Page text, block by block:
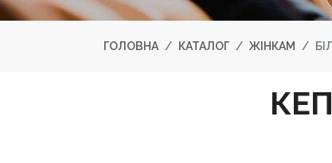
ГОЛОВНА КАТАЛОГ ЖІНКАМ